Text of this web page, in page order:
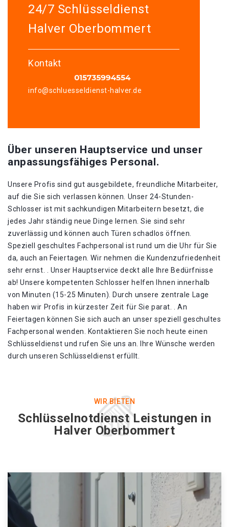
24/7 Schlüsseldienst
Halver Oberbommert
Kontakt
info@schluesseldienst-halver.de
Über unseren Hauptservice und unser
anpassungsfähiges Personal.
Unsere Profis sind gut ausgebildete, freundliche Mitarbeiter,
auf die Sie sich verlassen können. Unser 24-Stunden-
Schlosser ist mit sachkundigen Mitarbeitern besetzt, die
jedes Jahr ständig neue Dinge lernen. Sie sind sehr
zuverlässig und können auch Türen schadlos öffnen.
Speziell geschultes Fachpersonal ist rund um die Uhr für Sie
da, auch an Feiertagen. Wir nehmen die Kundenzufriedenheit
sehr ernst. . Unser Hauptservice deckt alle Ihre Bedürfnisse
ab! Unsere kompetenten Schlosser helfen Ihnen innerhalb
von Minuten (15-25 Minuten). Durch unsere zentrale Lage
haben wir Profis in kürzester Zeit für Sie parat. . An
Feiertagen können Sie sich auch an unser speziell geschultes
Fachpersonal wenden. Kontaktieren Sie noch heute einen
Schlüsseldienst und rufen Sie uns an. Ihre Wünsche werden
durch unseren Schlüsseldienst erfüllt.
WIR BIETEN
Schlüsselnotdienst Leistungen in
Halver Oberbommert